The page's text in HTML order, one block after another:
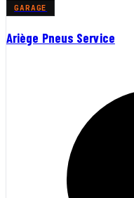
GARAGE
Ariège Pneus Service